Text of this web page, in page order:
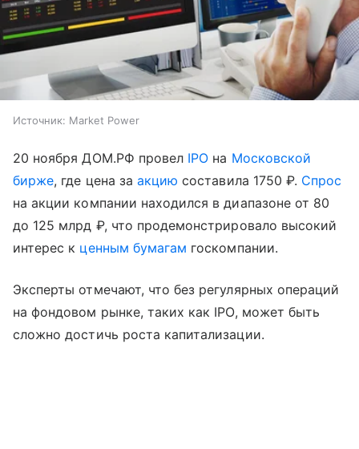
Источник: Market Power
20 ноября ДОМ.РФ провел IPO на Московской
бирже, где цена за акцию составила 1750 ₽. Спрос
на акции компании находился в диапазоне от 80
до 125 млрд ₽, что продемонстрировало высокий
интерес к ценным бумагам госкомпании.
Эксперты отмечают, что без регулярных операций
на фондовом рынке, таких как IPO, может быть
сложно достичь роста капитализации.